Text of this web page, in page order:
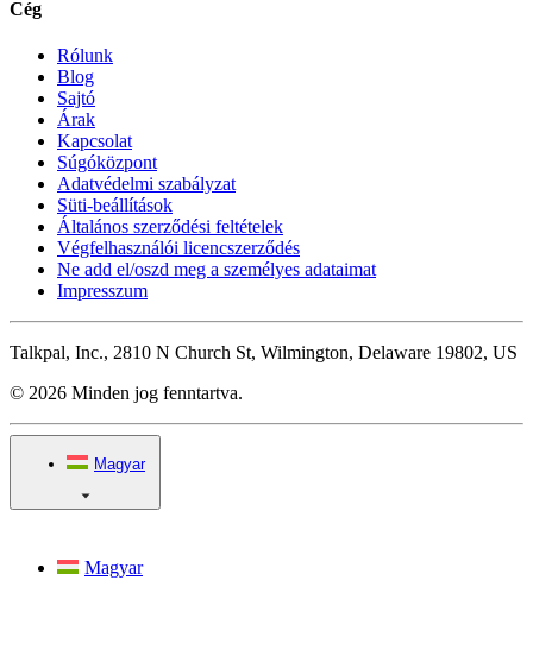
Cég
Rólunk
Blog
Sajtó
Árak
Kapcsolat
Súgóközpont
Adatvédelmi szabályzat
Süti-beállítások
Általános szerződési feltételek
Végfelhasználói licencszerződés
Ne add el/oszd meg a személyes adataimat
Impresszum
Talkpal, Inc., 2810 N Church St, Wilmington, Delaware 19802, US
© 2026 Minden jog fenntartva.
Magyar
Magyar